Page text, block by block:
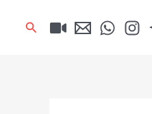
جستجو